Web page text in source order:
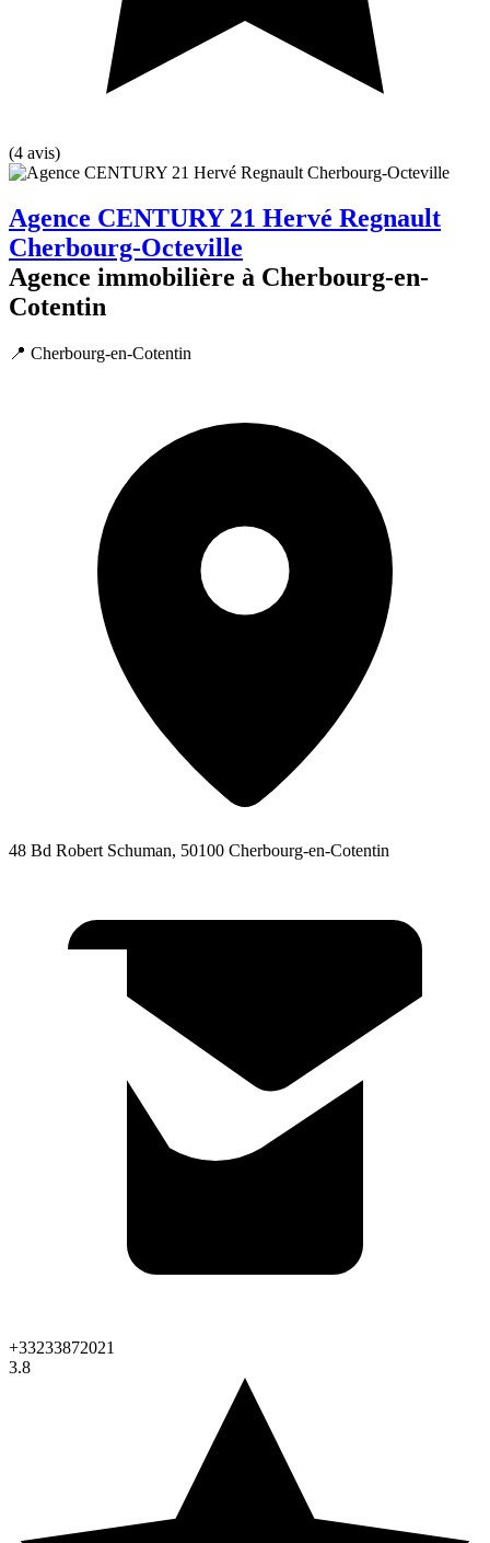
(4 avis)
Agence CENTURY 21 Hervé Regnault
Cherbourg-Octeville
Agence immobilière à Cherbourg-en-
Cotentin
📍 Cherbourg-en-Cotentin
48 Bd Robert Schuman, 50100 Cherbourg-en-Cotentin
+33233872021
3.8